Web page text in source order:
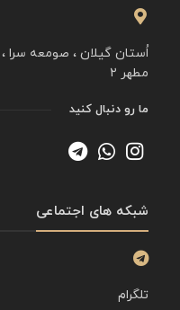
اُستان گیلان ، صومعه سرا
مطهر ۲
ما رو دنبال کنید
شبکه های اجتماعی
تلگرام